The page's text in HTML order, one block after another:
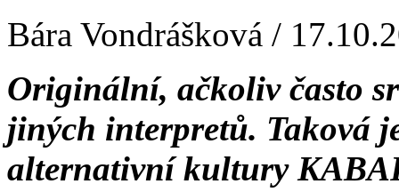
Bára Vondrášková /
Originální, ačkoliv často
jiných interpretů. Taková
alternativní kultury